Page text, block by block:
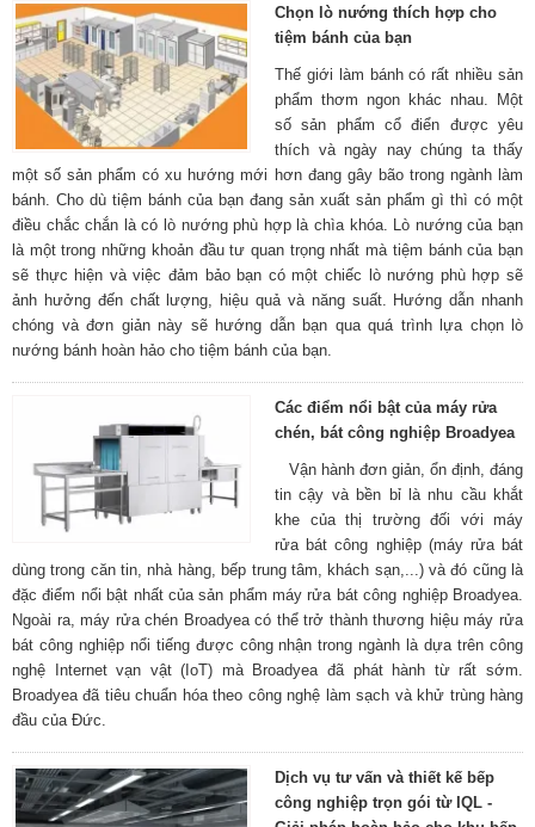
Chọn lò nướng thích hợp cho
tiệm bánh của bạn
Thế giới làm bánh có rất nhiều sản
phẩm thơm ngon khác nhau. Một
số sản phẩm cổ điển được yêu
thích và ngày nay chúng ta thấy
một số sản phẩm có xu hướng mới hơn đang gây bão trong ngành làm
bánh. Cho dù tiệm bánh của bạn đang sản xuất sản phẩm gì thì có một
điều chắc chắn là có lò nướng phù hợp là chìa khóa. Lò nướng của bạn
là một trong những khoản đầu tư quan trọng nhất mà tiệm bánh của bạn
sẽ thực hiện và việc đảm bảo bạn có một chiếc lò nướng phù hợp sẽ
ảnh hưởng đến chất lượng, hiệu quả và năng suất. Hướng dẫn nhanh
chóng và đơn giản này sẽ hướng dẫn bạn qua quá trình lựa chọn lò
nướng bánh hoàn hảo cho tiệm bánh của bạn.
Các điểm nổi bật của máy rửa
chén, bát công nghiệp Broadyea
Vận hành đơn giản, ổn định, đáng
tin cậy và bền bỉ là nhu cầu khắt
khe của thị trường đối với máy
rửa bát công nghiệp (máy rửa bát
dùng trong căn tin, nhà hàng, bếp trung tâm, khách sạn,...) và đó cũng là
đặc điểm nổi bật nhất của sản phẩm máy rửa bát công nghiệp Broadyea.
Ngoài ra, máy rửa chén Broadyea có thể trở thành thương hiệu máy rửa
bát công nghiệp nổi tiếng được công nhận trong ngành là dựa trên công
nghệ Internet vạn vật (IoT) mà Broadyea đã phát hành từ rất sớm.
Broadyea đã tiêu chuẩn hóa theo công nghệ làm sạch và khử trùng hàng
đầu của Đức.
Dịch vụ tư vấn và thiết kế bếp
công nghiệp trọn gói từ IQL -